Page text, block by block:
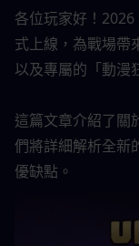
各位玩家好！
式上線，為戰場帶
以及專屬的「動漫
這篇文章介紹了關
們將詳細解析全新
優缺點。